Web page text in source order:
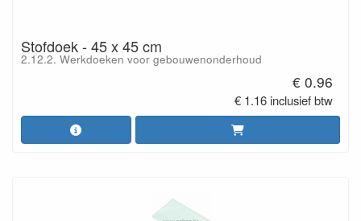
Stofdoek - 45 x 45 cm
2.12.2. Werkdoeken voor gebouwenonderhoud
€ 0.96
€ 1.16 inclusief btw